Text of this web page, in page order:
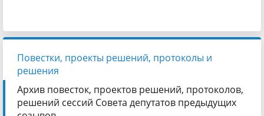
Повестки, проекты решений, протоколы и
решения
Архив повесток, проектов решений, протоколов,
решений сессий Совета депутатов предыдущих